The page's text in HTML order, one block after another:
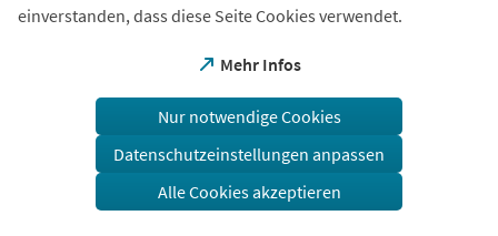
einverstanden, dass diese Seite Cookies verwendet.
Mehr Infos
(Öffnet
einem
Tab)
Nur notwendige Cookies
Datenschutzeinstellungen anpassen
Alle Cookies akzeptieren